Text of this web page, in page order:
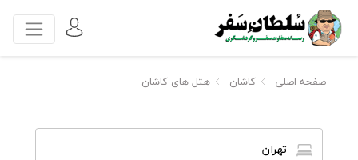
صفحه اصلی کاشان هتل های کاشان
تهران